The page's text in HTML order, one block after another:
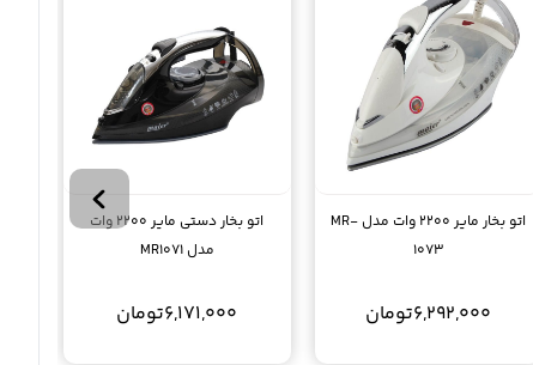
اتو بخار مایر 2200 وات مدل MR-
1073
6,292,000تومان
اتو بخار دستی مایر 2200 وات
مدل MR1071
6,171,000تومان